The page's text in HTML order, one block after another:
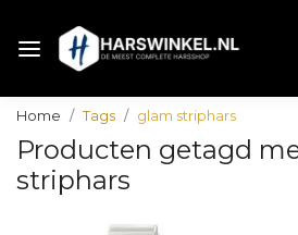
Home Tags glam striphars
Producten getagd
striphars